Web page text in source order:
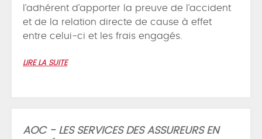
l’adhérent d’apporter la preuve de l’accident
et de la relation directe de cause à effet
entre celui-ci et les frais engagés.
LIRE LA SUITE
AOC - LES SERVICES DES ASSUREURS EN